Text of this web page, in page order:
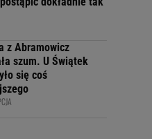
z Abramowicz
szum. U Świątek
się coś